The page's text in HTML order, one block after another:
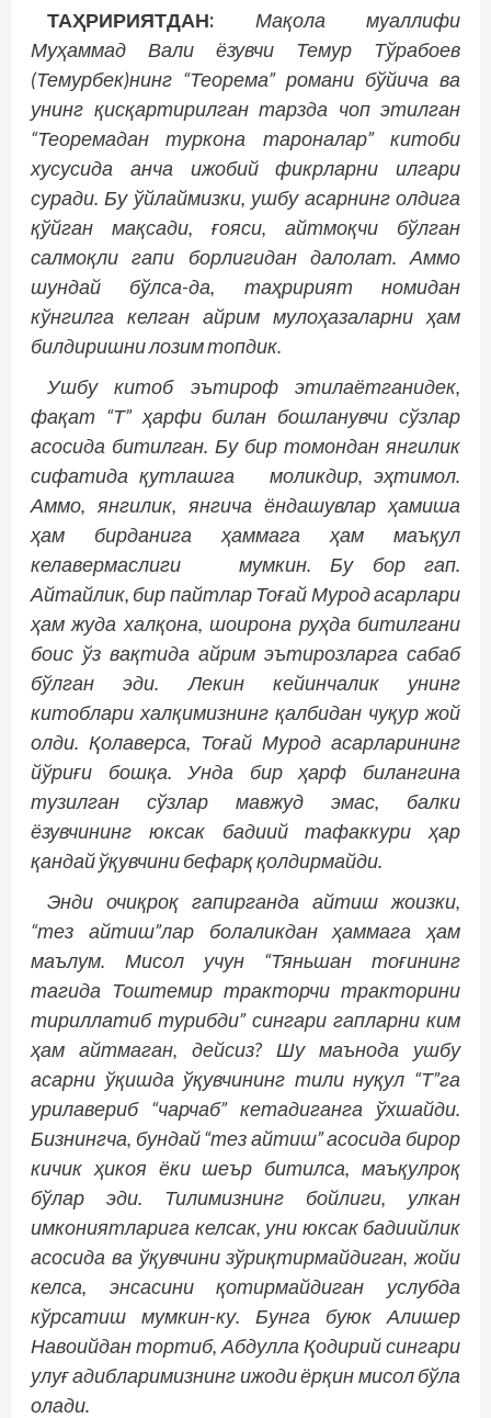
ТАҲРИРИЯТДАН: Мақола муаллифи
Муҳаммад Вали ёзувчи Темур Тўрабоев
(Темурбек)нинг “Теорема” романи бўйича ва
унинг қисқартирилган тарзда чоп этилган
“Теоремадан туркона тароналар” китоби
хусусида анча ижобий фикрларни илгари
суради. Бу ўйлаймизки, ушбу асарнинг олдига
қўйган мақсади, ғояси, айтмоқчи бўлган
салмоқли гапи борлигидан далолат. Аммо
шундай бўлса-да, таҳририят номидан
кўнгилга келган айрим мулоҳазаларни ҳам
билдиришни лозим топдик.
Ушбу китоб эътироф этилаётганидек,
фақат “Т” ҳарфи билан бошланувчи сўзлар
асосида битилган. Бу бир томондан янгилик
сифатида қутлашга моликдир, эҳтимол.
Аммо, янгилик, янгича ёндашувлар ҳамиша
ҳам бирданига ҳаммага ҳам маъқул
келавермаслиги мумкин. Бу бор гап.
Айтайлик, бир пайтлар Тоғай Мурод асарлари
ҳам жуда халқона, шои­рона руҳда битилгани
боис ўз вақтида айрим эътирозларга сабаб
бўлган эди. Лекин кейинчалик унинг
китоблари халқимизнинг қалбидан чуқур жой
олди. Қолаверса, Тоғай Мурод асарларининг
йўриғи бошқа. Унда бир ҳарф билангина
тузилган сўзлар мавжуд эмас, балки
ёзувчининг юксак бадиий тафаккури ҳар
қандай ўқувчини бефарқ қолдирмайди.
Энди очиқроқ гапирганда айтиш жоизки,
“тез айтиш”лар болаликдан ҳаммага ҳам
маълум. Мисол учун “Тяньшан тоғининг
тагида Тоштемир тракторчи тракторини
тириллатиб турибди” сингари гапларни ким
ҳам айтмаган, дейсиз? Шу маънода ушбу
асарни ўқишда ўқувчининг тили нуқул “Т”га
урилавериб “чарчаб” кетадиганга ўхшайди.
Бизнингча, бундай “тез айтиш” асосида бирор
кичик ҳикоя ёки шеър битилса, маъқулроқ
бўлар эди. Тилимизнинг бойлиги, улкан
имкониятларига келсак, уни юксак бадиийлик
асосида ва ўқувчини зўриқтирмайдиган, жойи
келса, энсасини қотирмайдиган услубда
кўрсатиш мумкин-ку. Бунга буюк Алишер
Навоийдан тортиб, Абдулла Қодирий сингари
улуғ адибларимизнинг ижоди ёрқин мисол бўла
олади.